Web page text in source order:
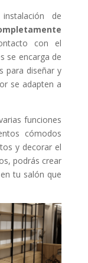
de
con el
se encarga de
para diseñar y
se adapten a
funciones
cómodos
y decorar el
podrás crear
en tu salón que